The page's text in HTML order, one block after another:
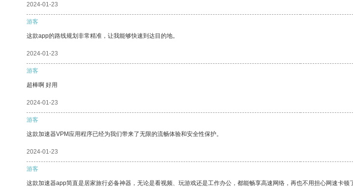
2024-01-23
游客
这款app的路线规划非常精准，让我能够快速到达目的地。
2024-01-23
游客
超棒啊 好用
2024-01-23
游客
这款加速器VPM应用程序已经为我们带来了无限的流畅体验和安全性保护。
2024-01-23
游客
这款加速器app简直是居家旅行必备神器，无论是看视频、玩游戏还是工作办公，都能畅享高速网络，再也不用担心网速卡